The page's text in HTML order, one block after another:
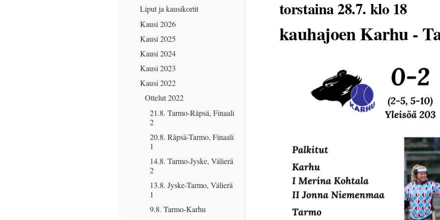
Liput ja kausikortit
Kausi 2026
Kausi 2025
Kausi 2024
Kausi 2023
Kausi 2022
Ottelut 2022
21.8. Tarmo-Räpsä, Finaali
2
20.8. Räpsä-Tarmo, Finaali
1
14.8. Tarmo-Jyske, Välierä
2
13.8. Jyske-Tarmo, Välierä
1
9.8. Tarmo-Karhu
torstaina 28.7. klo 18
kauhajoen Karhu -